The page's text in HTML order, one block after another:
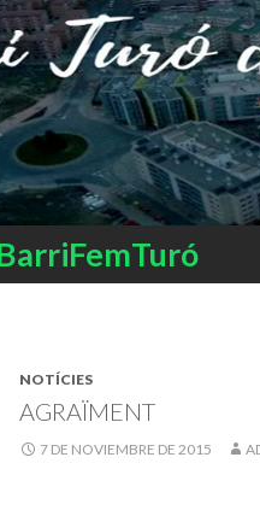
NOTÍCIES
AGRAÏMENT
7 DE NOVIEMBRE DE 2015